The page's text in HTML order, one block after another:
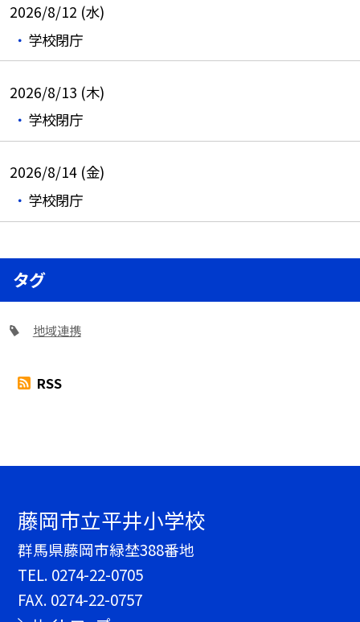
2026/8/12 (水)
学校閉庁
2026/8/13 (木)
学校閉庁
2026/8/14 (金)
学校閉庁
タグ
地域連携
RSS
藤岡市立平井小学校
群馬県藤岡市緑埜388番地
TEL. 0274-22-0705
FAX. 0274-22-0757